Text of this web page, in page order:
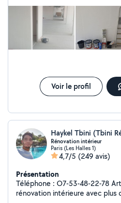
Voir le profil
Haykel Tbini (Tbini
Rénovation intérieur
Paris (Les Halles 1)
4,7/5 (249 avis)
Présentation
Téléphone : O7-53-48-22-78 Artisan expérimenté en
rénovation intérieure avec plus